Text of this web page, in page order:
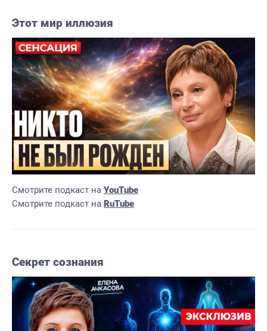
Этот мир иллюзия
Смотрите подкаст на YouTube
Смотрите подкаст на RuTube
Секрет сознания